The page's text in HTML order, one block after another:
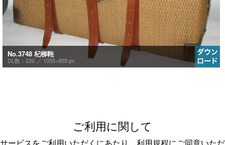
No.3748 杞柳鞄
DL数：220 ／1055×855 px
ご利用に関して